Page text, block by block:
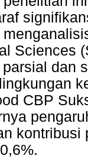
Sciences
dan
CBP